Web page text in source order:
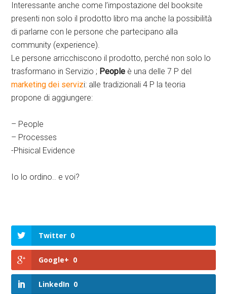
Interessante anche come l’impostazione del booksite
presenti non solo il prodotto libro ma anche la possibilità
di parlarne con le persone che partecipano alla
community (experience).
Le persone arricchiscono il prodotto, perché non solo lo
trasformano in Servizio ; People è una delle 7 P del
marketing dei servizi: alle tradizionali 4 P la teoria
propone di aggiungere:
– People
– Processes
-Phisical Evidence
Io lo ordino.. e voi?
Twitter 0
Google+ 0
LinkedIn 0